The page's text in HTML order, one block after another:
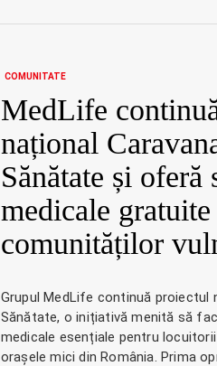
COMUNITATE
MedLife
național
Sănătate și oferă
medicale gratuite
comunităților
Grupul MedLife continuă proiectul
Sănătate, o inițiativă menită să
medicale esențiale pentru
orașele mici din România. Prima